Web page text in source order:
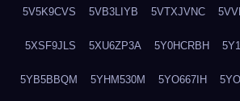
5V5K9CVS 5VB3LIYB 5VTXJVNC
5XSF9JLS 5XU6ZP3A 5Y0HCRBH
5YB5BBQM 5YHM530M 5YO667IH